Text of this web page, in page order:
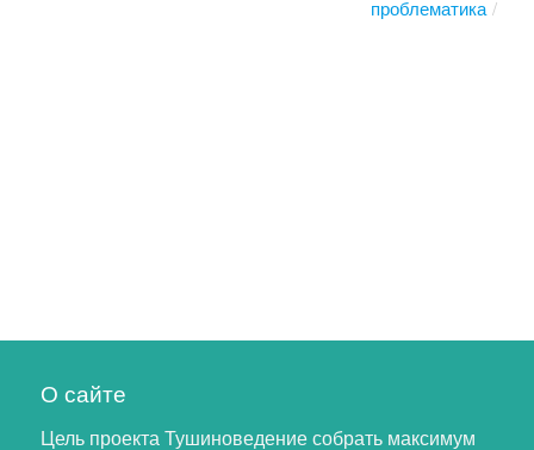
проблематика
О сайте
Цель проекта Тушиноведение собрать максимум